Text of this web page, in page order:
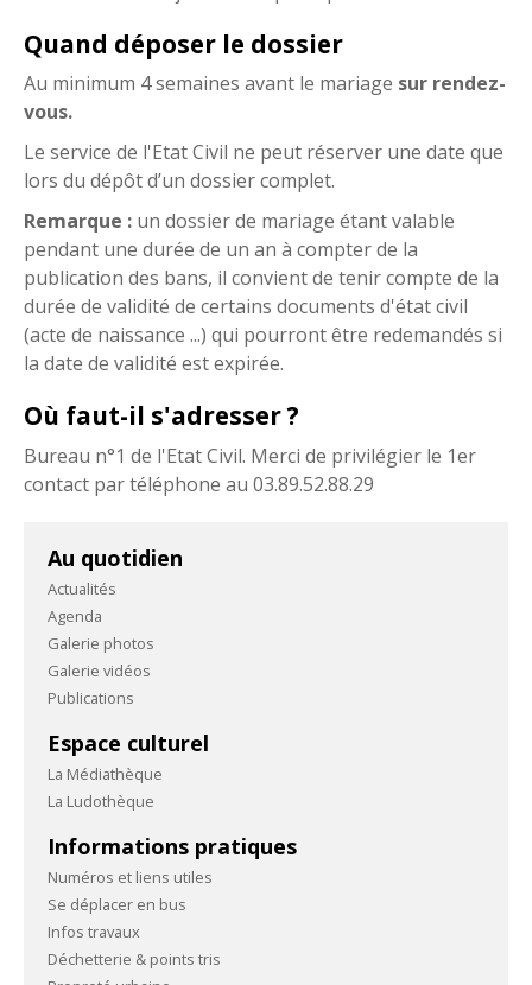
Quand déposer le dossier
Au minimum 4 semaines avant le mariage sur rendez-
vous.
Le service de l'Etat Civil ne peut réserver une date que
lors du dépôt d’un dossier complet.
Remarque : un dossier de mariage étant valable
pendant une durée de un an à compter de la
publication des bans, il convient de tenir compte de la
durée de validité de certains documents d'état civil
(acte de naissance ...) qui pourront être redemandés si
la date de validité est expirée.
Où faut-il s'adresser ?
Bureau n°1 de l'Etat Civil. Merci de privilégier le 1er
contact par téléphone au 03.89.52.88.29
Au quotidien
Actualités
Agenda
Galerie photos
Galerie vidéos
Publications
Espace culturel
La Médiathèque
La Ludothèque
Informations pratiques
Numéros et liens utiles
Se déplacer en bus
Infos travaux
Déchetterie & points tris